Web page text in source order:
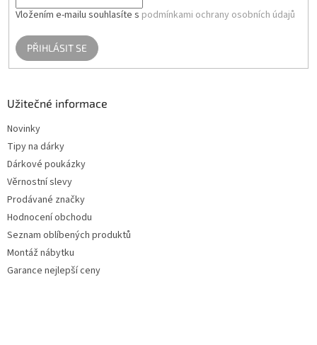
Vložením e-mailu souhlasíte s podmínkami ochrany osobních údajů
PŘIHLÁSIT SE
Užitečné informace
Novinky
Tipy na dárky
Dárkové poukázky
Věrnostní slevy
Prodávané značky
Hodnocení obchodu
Seznam oblíbených produktů
Montáž nábytku
Garance nejlepší ceny